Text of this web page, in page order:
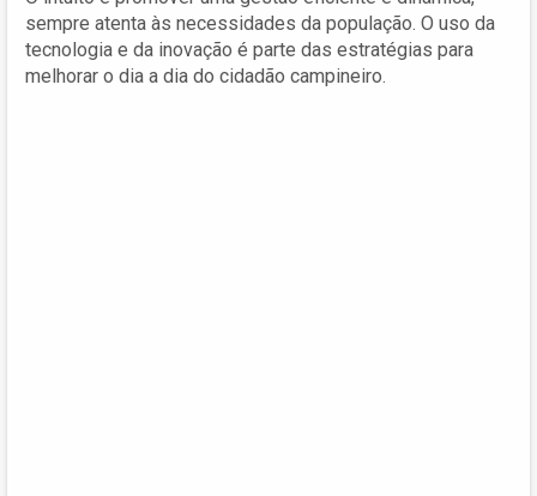
sempre atenta às necessidades da população. O uso da
tecnologia e da inovação é parte das estratégias para
melhorar o dia a dia do cidadão campineiro.